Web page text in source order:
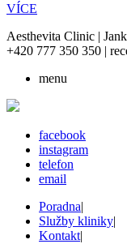
VÍCE
Aesthevita Clinic |
+420 777 350 350 |
menu
facebook
instagram
telefon
email
Poradna|
Služby kliniky|
Kontakt|